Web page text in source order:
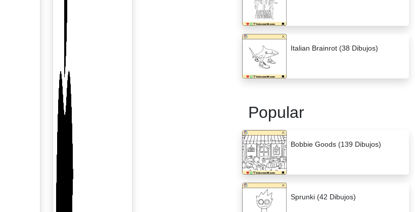
Italian Brainrot (38 Dibujos)
Popular
Bobbie Goods (139 Dibujos)
Sprunki (42 Dibujos)